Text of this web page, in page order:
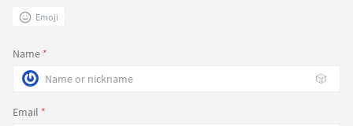
Emoji
Name *
🎲
Email *